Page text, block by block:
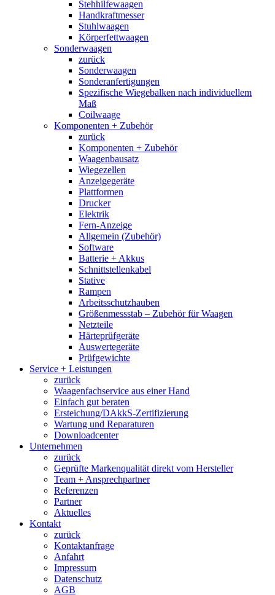
Stehhilfewaagen
Handkraftmesser
Stuhlwaagen
Körperfettwaagen
Sonderwaagen
zurück
Sonderwaagen
Sonderanfertigungen
Spezifische Wiegebalken nach individuellem
Maß
Coilwaage
Komponenten + Zubehör
zurück
Komponenten + Zubehör
Waagenbausatz
Wiegezellen
Anzeigegeräte
Plattformen
Drucker
Elektrik
Fern-Anzeige
Allgemein (Zubehör)
Software
Batterie + Akkus
Schnittstellenkabel
Stative
Rampen
Arbeitsschutzhauben
Größenmessstab – Zubehör für Waagen
Netzteile
Härteprüfgeräte
Auswertegeräte
Prüfgewichte
Service + Leistungen
zurück
Waagenfachservice aus einer Hand
Einfach gut beraten
Ersteichung/DAkkS-Zertifizierung
Wartung und Reparaturen
Downloadcenter
Unternehmen
zurück
Geprüfte Markenqualität direkt vom Hersteller
Team + Ansprechpartner
Referenzen
Partner
Aktuelles
Kontakt
zurück
Kontaktanfrage
Anfahrt
Impressum
Datenschutz
AGB